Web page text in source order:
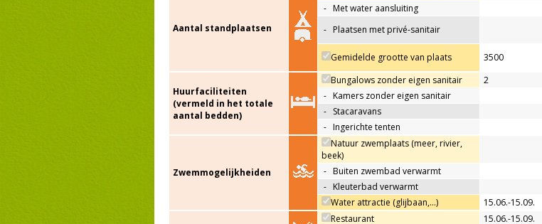
Aantal standplaatsen
- Met water aansluiting
- Plaatsen met privé-sanitair
Gemidelde grootte van plaats
3500
Huurfaciliteiten
(vermeld in het totale
aantal bedden)
Bungalows zonder eigen sanitair 2
- Kamers zonder eigen sanitair
- Stacaravans
- Ingerichte tenten
Zwemmogelijkheiden
Natuur zwemplaats (meer, rivier,
beek)
- Buiten zwembad verwarmt
- Kleuterbad verwarmt
Water attractie (glijbaan,…)
15.06.-15.09.
Restaurant 15.06.-15.09.